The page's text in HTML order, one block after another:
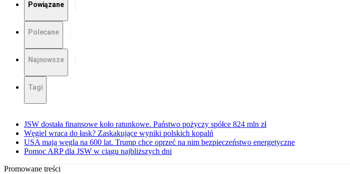
Powiązane
Polecane
Najnowsze
Tagi
JSW dostała finansowe koło ratunkowe. Państwo pożyczy spółce 824 mln zł
Węgiel wraca do łask? Zaskakujące wyniki polskich kopalń
USA mają węgla na 600 lat. Trump chce oprzeć na nim bezpieczeństwo energetyczne
Pomoc ARP dla JSW w ciągu najbliższych dni
Promowane treści